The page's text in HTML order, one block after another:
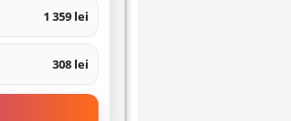
1 359 lei
308 lei